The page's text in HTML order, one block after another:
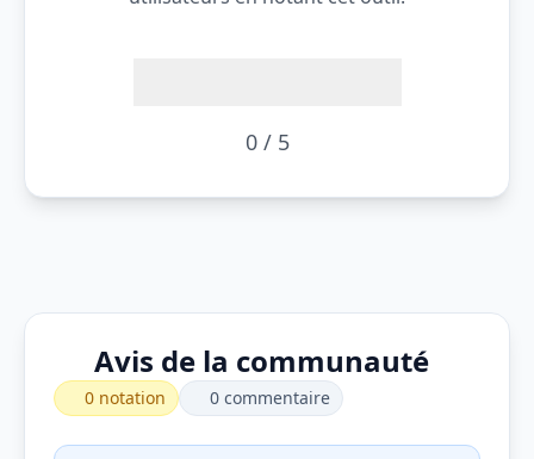
0 / 5
Avis de la communauté
0 notation 0 commentaire